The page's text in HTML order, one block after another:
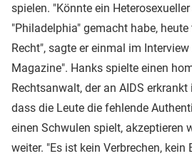
spielen. "Könnte ein
"Philadelphia" gemacht habe,
Recht", sagte er einmal im
Magazine". Hanks spielte einen
Rechtsanwalt, der an AIDS
dass die Leute die fehlende
einen Schwulen spielt, akzeptieren
weiter. "Es ist kein Verbrechen, kein